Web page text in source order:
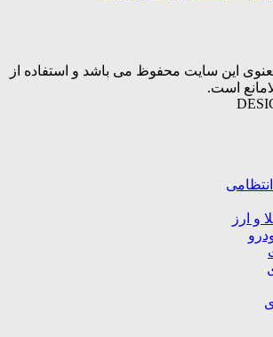
این سایت محفوظ می باشد و استفاده از
است.
و ارز